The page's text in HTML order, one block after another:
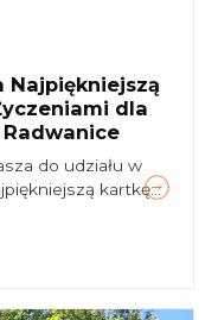
Najpiękniejszą
dla
do udziału w
kartkę...